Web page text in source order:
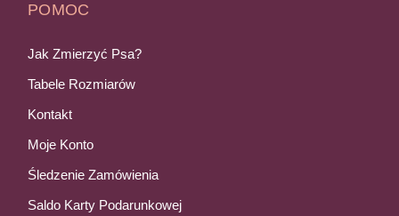
POMOC
Jak Zmierzyć Psa?
Tabele Rozmiarów
Kontakt
Moje Konto
Śledzenie Zamówienia
Saldo Karty Podarunkowej